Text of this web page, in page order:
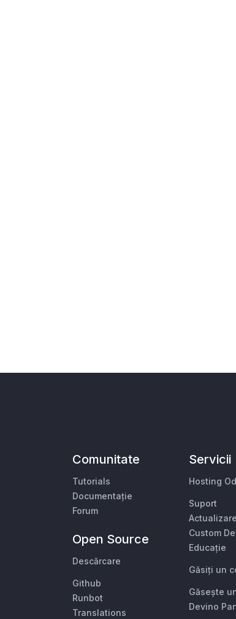
Comunitate
Tutorials
Documentație
Forum
Open Source
Descărcare
Github
Runbot
Translations
Servicii
Hosting
Suport
Actualizare
Custom
Educație
Găsiți un
Găsește
Devino